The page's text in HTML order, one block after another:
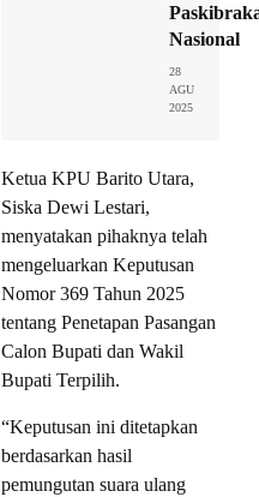
Nasional
28
AGU
2025
Ketua KPU Barito Utara,
Siska Dewi Lestari,
menyatakan pihaknya telah
mengeluarkan Keputusan
Nomor 369 Tahun 2025
tentang Penetapan Pasangan
Calon Bupati dan Wakil
Bupati Terpilih.
“Keputusan ini ditetapkan
berdasarkan hasil
pemungutan suara ulang